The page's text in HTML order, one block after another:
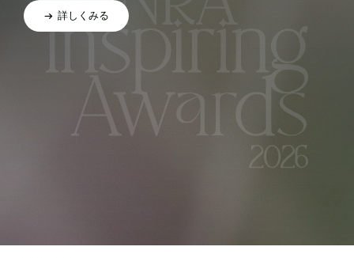
詳しくみる